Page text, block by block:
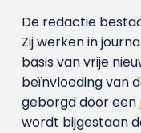
De redactie
Zij werken in
basis van vrije
beïnvloeding van
geborgd door een
wordt bijgestaan